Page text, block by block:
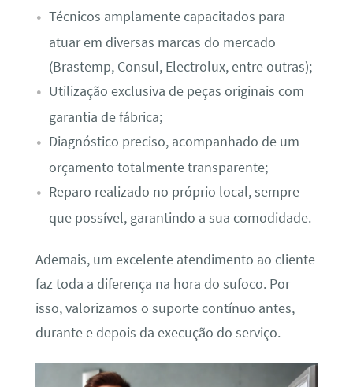
Técnicos amplamente capacitados para
atuar em diversas marcas do mercado
(Brastemp, Consul, Electrolux, entre outras);
Utilização exclusiva de peças originais com
garantia de fábrica;
Diagnóstico preciso, acompanhado de um
orçamento totalmente transparente;
Reparo realizado no próprio local, sempre
que possível, garantindo a sua comodidade.
Ademais, um excelente atendimento ao cliente
faz toda a diferença na hora do sufoco. Por
isso, valorizamos o suporte contínuo antes,
durante e depois da execução do serviço.